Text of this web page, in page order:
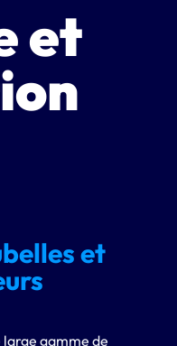
et
et
large gamme de